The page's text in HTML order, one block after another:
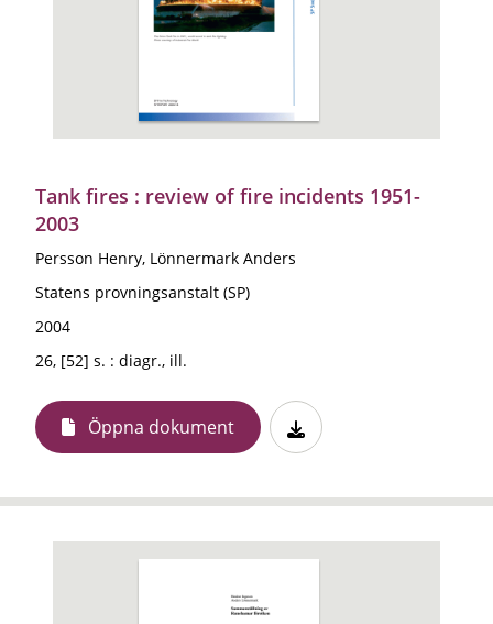
Tank fires : review of fire incidents 1951-
2003
Persson Henry, Lönnermark Anders
Statens provningsanstalt (SP)
2004
26, [52] s. : diagr., ill.
Öppna dokument